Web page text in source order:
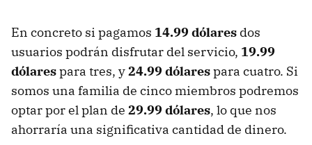
En concreto si pagamos 14.99 dólares dos
usuarios podrán disfrutar del servicio, 19.99
dólarespara tres, y24.99 dólarespara cuatro. Si
somos una familia de cinco miembros podremos
optar por el plan de 29.99 dólares, lo que nos
ahorraría una significativa cantidad de dinero.